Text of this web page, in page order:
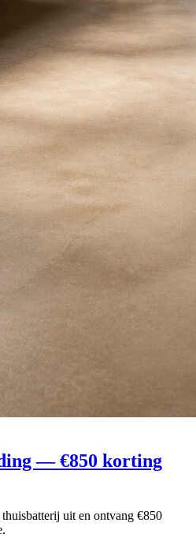
— €850 korting
uit en ontvang €850